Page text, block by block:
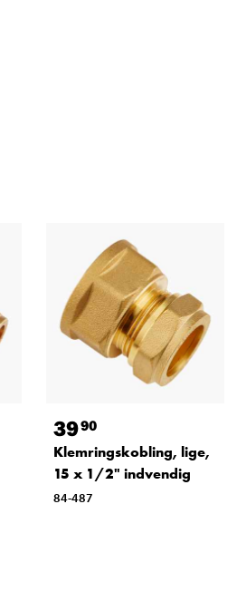
3990
Klemringskobling, lige,
15 x 1/2" indvendig
84-487